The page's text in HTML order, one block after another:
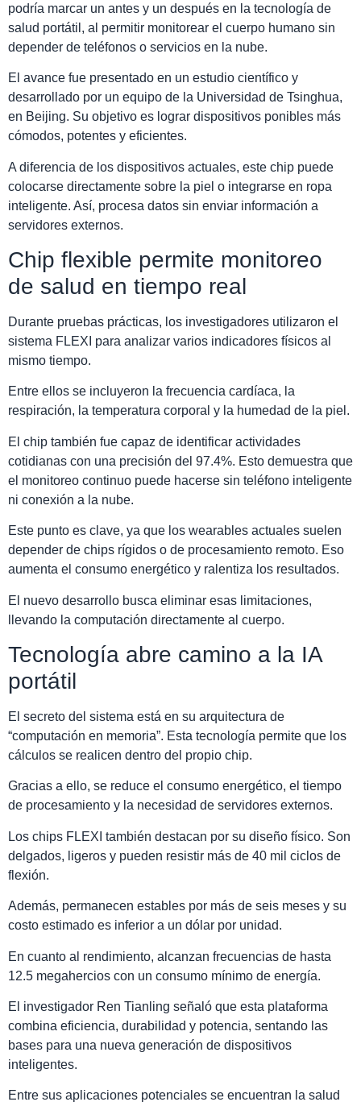
podría marcar un antes y un después en la tecnología de
salud portátil, al permitir monitorear el cuerpo humano sin
depender de teléfonos o servicios en la nube.
El avance fue presentado en un estudio científico y
desarrollado por un equipo de la Universidad de Tsinghua,
en Beijing. Su objetivo es lograr dispositivos ponibles más
cómodos, potentes y eficientes.
A diferencia de los dispositivos actuales, este chip puede
colocarse directamente sobre la piel o integrarse en ropa
inteligente. Así, procesa datos sin enviar información a
servidores externos.
Chip flexible permite monitoreo
de salud en tiempo real
Durante pruebas prácticas, los investigadores utilizaron el
sistema FLEXI para analizar varios indicadores físicos al
mismo tiempo.
Entre ellos se incluyeron la frecuencia cardíaca, la
respiración, la temperatura corporal y la humedad de la piel.
El chip también fue capaz de identificar actividades
cotidianas con una precisión del 97.4%. Esto demuestra que
el monitoreo continuo puede hacerse sin teléfono inteligente
ni conexión a la nube.
Este punto es clave, ya que los wearables actuales suelen
depender de chips rígidos o de procesamiento remoto. Eso
aumenta el consumo energético y ralentiza los resultados.
El nuevo desarrollo busca eliminar esas limitaciones,
llevando la computación directamente al cuerpo.
Tecnología abre camino a la IA
portátil
El secreto del sistema está en su arquitectura de
“computación en memoria”. Esta tecnología permite que los
cálculos se realicen dentro del propio chip.
Gracias a ello, se reduce el consumo energético, el tiempo
de procesamiento y la necesidad de servidores externos.
Los chips FLEXI también destacan por su diseño físico. Son
delgados, ligeros y pueden resistir más de 40 mil ciclos de
flexión.
Además, permanecen estables por más de seis meses y su
costo estimado es inferior a un dólar por unidad.
En cuanto al rendimiento, alcanzan frecuencias de hasta
12.5 megahercios con un consumo mínimo de energía.
El investigador Ren Tianling señaló que esta plataforma
combina eficiencia, durabilidad y potencia, sentando las
bases para una nueva generación de dispositivos
inteligentes.
Entre sus aplicaciones potenciales se encuentran la salud